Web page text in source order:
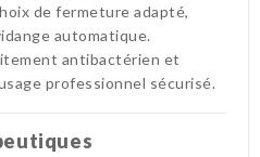
de fermeture adapté,
automatique.
antibactérien et
professionnel sécurisé.